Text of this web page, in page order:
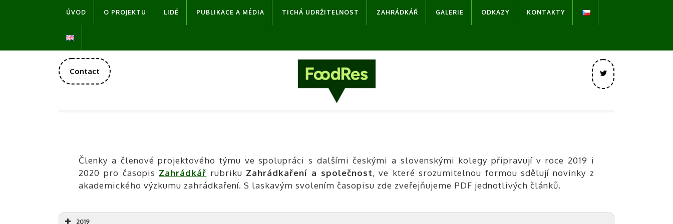
ÚVOD O PROJEKTU LIDÉ PUBLIKACE A MÉDIA TICHÁ UDRŽITELNOST ZAHRÁDKÁŘ GALERIE ODKAZY KONTAKTY
Contact
DONATE
NOW
Členky a členové projektového týmu ve spolupráci s dalšími českými a slovenskými kolegy připravují v roce 2019 i
2020 pro časopis Zahrádkář rubriku Zahrádkaření a společnost, ve které srozumitelnou formou sdělují novinky z
akademického výzkumu zahrádkaření. S laskavým svolením časopisu zde zveřejňujeme PDF jednotlivých článků.
2019